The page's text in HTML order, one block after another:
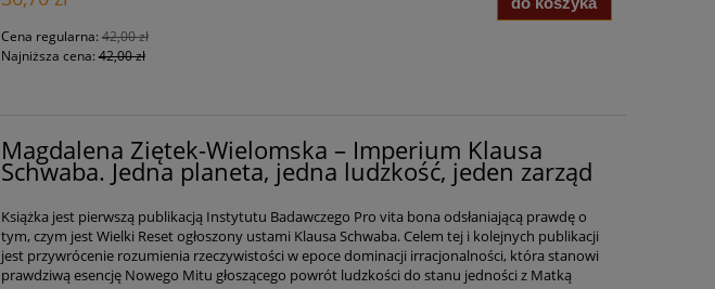
Cena regularna: 42,00 zł
Najniższa cena:42,00 zł
Magdalena Ziętek-Wielomska – Imperium Klausa
Schwaba. Jedna planeta, jedna ludzkość, jeden zarząd
Książka jest pierwszą publikacją Instytutu Badawczego Pro vita bona odsłaniającą prawdę o
tym, czym jest Wielki Reset ogłoszony ustami Klausa Schwaba. Celem tej i kolejnych publikacji
jest przywrócenie rozumienia rzeczywistości w epoce dominacji irracjonalności, która stanowi
prawdziwą esencję Nowego Mitu głoszącego powrót ludzkości do stanu jedności z Matką